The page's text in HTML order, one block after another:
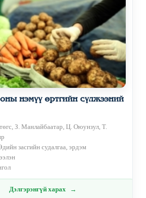
нэмүү өртгийн сүлжээний
З. Манлайбаатар, Ц. Оюунзул, Т.
засгийн судалгаа, эрдэм
Дэлгэрэнгүй харах